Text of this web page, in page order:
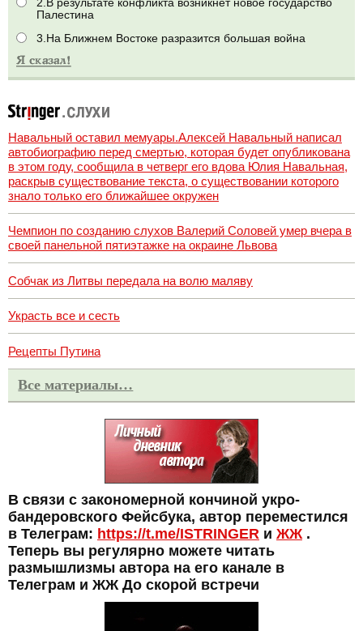
2.В результате конфликта возникнет новое государство
Палестина
3.На Ближнем Востоке разразится большая война
Навальный оставил мемуары.Алексей Навальный написал
автобиографию перед смертью, которая будет опубликована
в этом году, сообщила в четверг его вдова Юлия Навальная,
раскрыв существование текста, о существовании которого
знало только его ближайшее окружен
Чемпион по созданию слухов Валерий Соловей умер вчера в
своей панельной пятиэтажке на окраине Львова
Собчак из Литвы передала на волю маляву
Украсть все и сесть
Рецепты Путина
Все материалы…
В связи с закономерной кончиной укро-
бандеровского Фейсбука, автор переместился
в Телеграм: https://t.me/ISTRINGER и ЖЖ.
Теперь вы регулярно можете читать
размышлизмы автора на его канале в
Телеграм и ЖЖ До скорой встречи